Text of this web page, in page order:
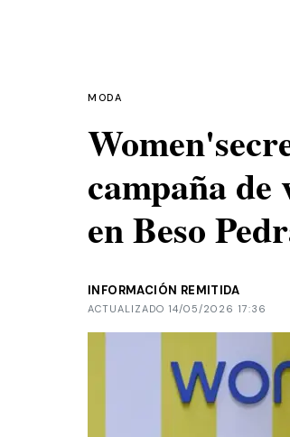
MODA
campaña de
en Beso
INFORMACIÓN REMITIDA
ACTUALIZADO 14/05/2026 17:36